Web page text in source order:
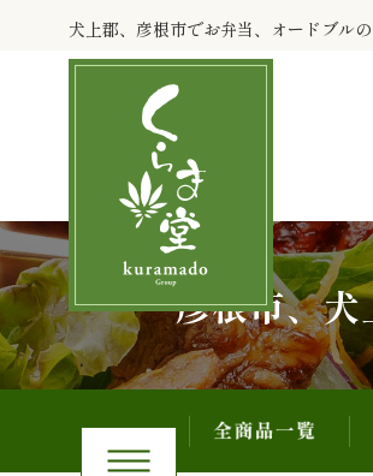
キ
ッ
プ
犬上郡、彦根市でお弁当、オードブル
彦根市、
全商品一覧